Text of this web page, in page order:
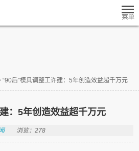
“90后”模具调整工许建：5年创造效益超千万元
：5年创造效益超千万元
浏览：278